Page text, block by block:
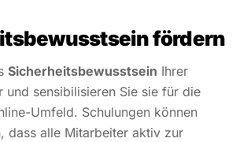
fördern
Sicherheitsbewusstsein Ihrer
und sensibilisieren Sie sie für die
Umfeld. Schulungen können
dass alle Mitarbeiter aktiv zur